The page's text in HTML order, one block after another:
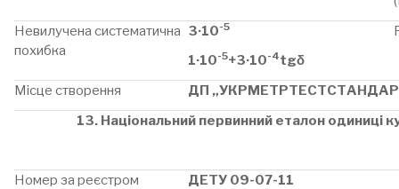
Невилучена систематична
похибка
3·10-5
1·10-5+3·10-4tgδ
Місце створення
ДП
13. Національний первинний еталон одиниці
Номер за реєстром
ДЕТУ 09-07-11